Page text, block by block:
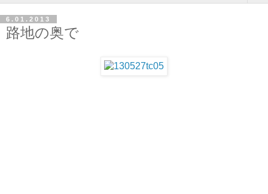
6.01.2013
路地の奥で